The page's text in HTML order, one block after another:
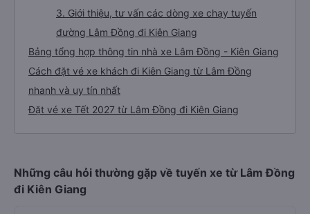
3. Giới thiệu, tư vấn các dòng xe chạy tuyến
đường Lâm Đồng đi Kiên Giang
Bảng tổng hợp thông tin nhà xe Lâm Đồng - Kiên Giang
Cách đặt vé xe khách đi Kiên Giang từ Lâm Đồng
nhanh và uy tín nhất
Đặt vé xe Tết 2027 từ Lâm Đồng đi Kiên Giang
Những câu hỏi thường gặp về tuyến xe từ Lâm Đồng
đi Kiên Giang